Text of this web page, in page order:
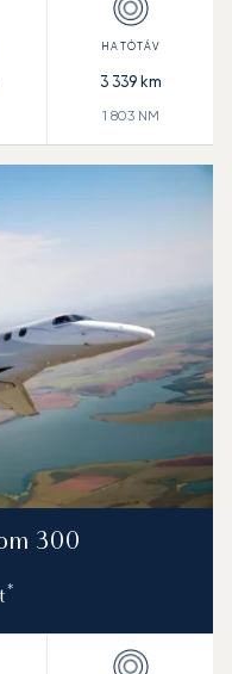
3 339km
1 803NM
300
*